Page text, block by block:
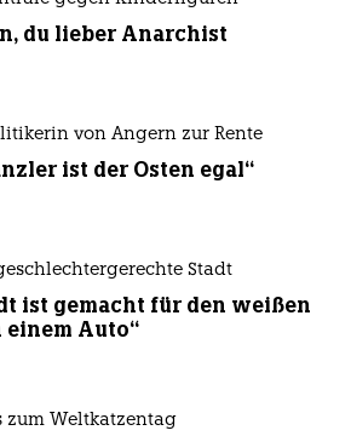
du lieber Anarchist
von Angern zur Rente
ist der Osten egal“
Stadt
ist gemacht für den weißen
Auto“
zum Weltkatzentag